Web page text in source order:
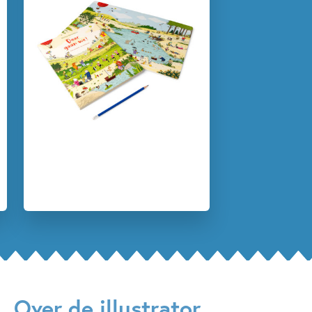
3 – 5 jaar 5 – 7 jaar
Dagelijks leven
Dieren & natuur
Prentenboeken
Spelen & leren
Sport Philip Waechter